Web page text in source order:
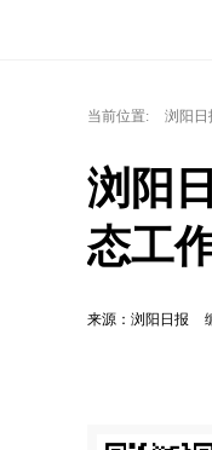
当前位置: 浏阳日
浏阳
态工
来源：浏阳日报